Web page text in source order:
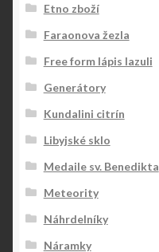
Etno zboží
Faraonova žezla
Free form lápis lazuli
Generátory
Kundalini citrín
Libyjské sklo
Medaile sv. Benedikta
Meteority
Náhrdelníky
Náramky